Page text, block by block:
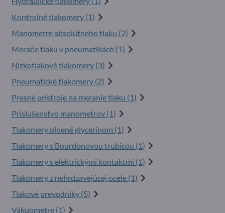
Kontrolné tlakomery (1)
Manometre absolútneho tlaku (2)
Merače tlaku v pneumatikách (1)
Nízkotlakové tlakomery (3)
Pneumatické tlakomery (2)
Presné prístroje na meranie tlaku (1)
Príslušenstvo manometrov (1)
Tlakomery plnené glycerínom (1)
Tlakomery s Bourdonovou trubicou (1)
Tlakomery s elektrickými kontaktmi (1)
Tlakomery z nehrdzavejúcej ocele (1)
Tlakové prevodníky (5)
Vákuometre (1)